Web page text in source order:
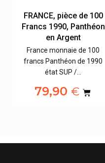
FRANCE, pièce de 100
Francs 1990, Panthéon
en Argent
France monnaie de 100
francs Panthéon de 1990
état SUP /…
79,90 €